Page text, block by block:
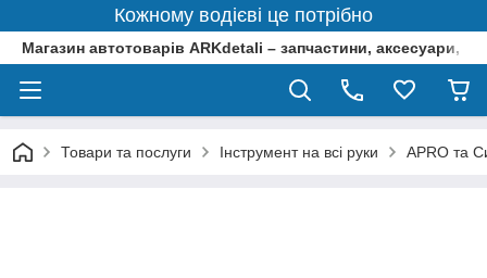
Кожному водієві це потрібно
Магазин автотоварів ARKdetali – запчастини, аксесуари,
Товари та послуги Інструмент на всі руки APRO та